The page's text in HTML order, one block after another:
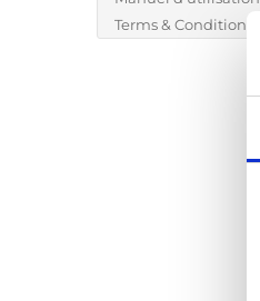
Terms & Conditions